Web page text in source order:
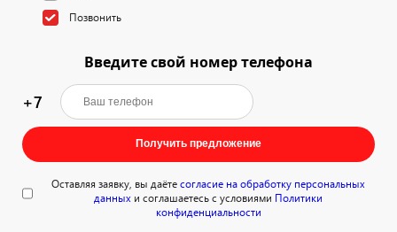
Позвонить
Введите свой номер телефона
+7
Получить предложение
Оставляя заявку, вы даётесогласие на обработку персональных
данных и соглашаетесь с условиями Политики
конфиденциальности